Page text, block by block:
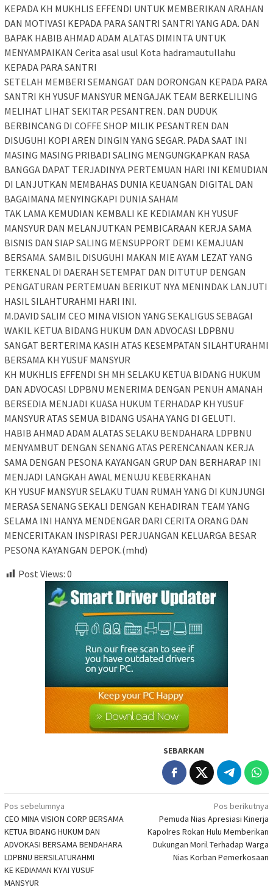
KEPADA KH MUKHLIS EFFENDI UNTUK MEMBERIKAN ARAHAN
DAN MOTIVASI KEPADA PARA SANTRI SANTRI YANG ADA. DAN
BAPAK HABIB AHMAD ADAM ALATAS DIMINTA UNTUK
MENYAMPAIKAN Cerita asal usul Kota hadramautullahu
KEPADA PARA SANTRI
SETELAH MEMBERI SEMANGAT DAN DORONGAN KEPADA PARA
SANTRI KH YUSUF MANSYUR MENGAJAK TEAM BERKELILING
MELIHAT LIHAT SEKITAR PESANTREN. DAN DUDUK
BERBINCANG DI COFFE SHOP MILIK PESANTREN DAN
DISUGUHI KOPI AREN DINGIN YANG SEGAR. PADA SAAT INI
MASING MASING PRIBADI SALING MENGUNGKAPKAN RASA
BANGGA DAPAT TERJADINYA PERTEMUAN HARI INI KEMUDIAN
DI LANJUTKAN MEMBAHAS DUNIA KEUANGAN DIGITAL DAN
BAGAIMANA MENYINGKAPI DUNIA SAHAM
TAK LAMA KEMUDIAN KEMBALI KE KEDIAMAN KH YUSUF
MANSYUR DAN MELANJUTKAN PEMBICARAAN KERJA SAMA
BISNIS DAN SIAP SALING MENSUPPORT DEMI KEMAJUAN
BERSAMA. SAMBIL DISUGUHI MAKAN MIE AYAM LEZAT YANG
TERKENAL DI DAERAH SETEMPAT DAN DITUTUP DENGAN
PENGATURAN PERTEMUAN BERIKUT NYA MENINDAK LANJUTI
HASIL SILAHTURAHMI HARI INI.
M.DAVID SALIM CEO MINA VISION YANG SEKALIGUS SEBAGAI
WAKIL KETUA BIDANG HUKUM DAN ADVOCASI LDPBNU
SANGAT BERTERIMA KASIH ATAS KESEMPATAN SILAHTURAHMI
BERSAMA KH YUSUF MANSYUR
KH MUKHLIS EFFENDI SH MH SELAKU KETUA BIDANG HUKUM
DAN ADVOCASI LDPBNU MENERIMA DENGAN PENUH AMANAH
BERSEDIA MENJADI KUASA HUKUM TERHADAP KH YUSUF
MANSYUR ATAS SEMUA BIDANG USAHA YANG DI GELUTI.
HABIB AHMAD ADAM ALATAS SELAKU BENDAHARA LDPBNU
MENYAMBUT DENGAN SENANG ATAS PERENCANAAN KERJA
SAMA DENGAN PESONA KAYANGAN GRUP DAN BERHARAP INI
MENJADI LANGKAH AWAL MENUJU KEBERKAHAN
KH YUSUF MANSYUR SELAKU TUAN RUMAH YANG DI KUNJUNGI
MERASA SENANG SEKALI DENGAN KEHADIRAN TEAM YANG
SELAMA INI HANYA MENDENGAR DARI CERITA ORANG DAN
MENCERITAKAN INSPIRASI PERJUANGAN KELUARGA BESAR
PESONA KAYANGAN DEPOK.(mhd)
Post Views: 0
SEBARKAN
Navigasi
pos
Pos sebelumnya
CEO MINA VISION CORP BERSAMA
KETUA BIDANG HUKUM DAN
ADVOKASI BERSAMA BENDAHARA
LDPBNU BERSILATURAHMI
KE KEDIAMAN KYAI YUSUF
MANSYUR
Pos berikutnya
Pemuda Nias Apresiasi Kinerja
Kapolres Rokan Hulu Memberikan
Dukungan Moril Terhadap Warga
Nias Korban Pemerkosaan